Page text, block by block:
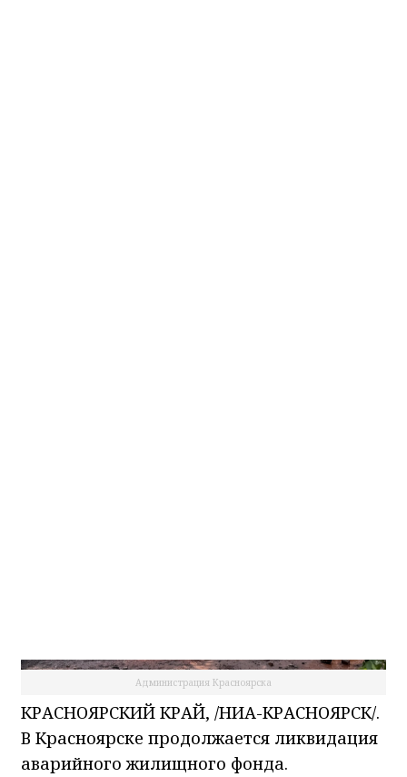
Администрация Красноярска
КРАСНОЯРСКИЙ КРАЙ, /НИА-КРАСНОЯРСК/.
В Красноярске продолжается ликвидация
аварийного жилищного фонда.